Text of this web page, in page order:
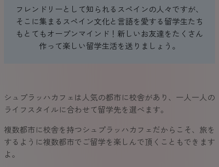
フレンドリーとして知られるスペインの人々ですが、
そこに集まるスペイン文化と言語を愛する留学生たち
もとてもオープンマインド！新しいお友達をたくさん
作って楽しい留学生活を送りましょう。
シュプラッハカフェは人気の都市に校舎があり、一人一人の
ライフスタイルに合わせて留学先を選べます。
複数都市に校舎を持つシュプラッハカフェだからこそ、旅を
するように複数都市でご留学を楽しんで頂くこともできます
よ。